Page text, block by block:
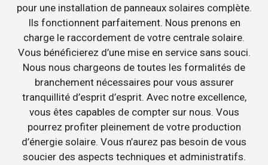
pour une installation de panneaux solaires complète.
Ils fonctionnent parfaitement. Nous prenons en
charge le raccordement de votre centrale solaire.
Vous bénéficierez d’une mise en service sans souci.
Nous nous chargeons de toutes les formalités de
branchement nécessaires pour vous assurer
tranquillité d’esprit d’esprit. Avec notre excellence,
vous êtes capables de compter sur nous. Vous
pourrez profiter pleinement de votre production
d’énergie solaire. Vous n’aurez pas besoin de vous
soucier des aspects techniques et administratifs.